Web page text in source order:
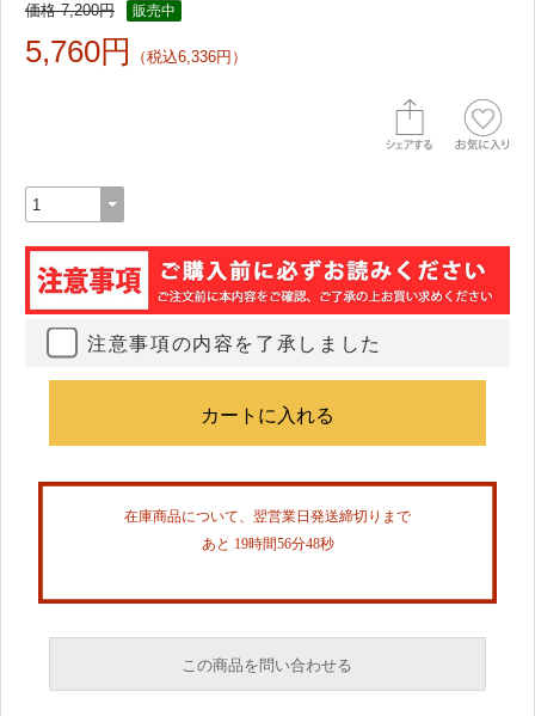
価格 7,200円 販売中
5,760円 （税込6,336円）
注意事項の内容を了承しました
在庫商品について、翌営業日発送締切りまで
あと 19時間56分48秒
この商品を問い合わせる